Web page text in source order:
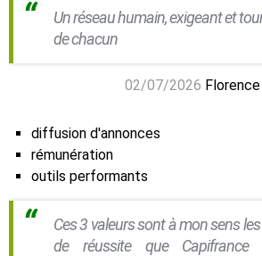
Un réseau humain, exigeant et
de chacun
02/07/2026
diffusion d'annonces
rémunération
outils performants
Ces 3 valeurs sont à mon sens
de réussite que